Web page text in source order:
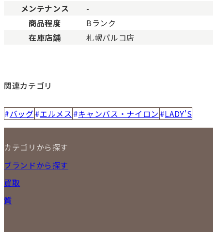
メンテナンス
-
商品程度
Bランク
在庫店舗
札幌パルコ店
関連カテゴリ
バッグ エルメス キャンバス・ナイロン LADY'S
カテゴリから探す
NEW ITEM
時計
小物
ブランドから探す
買取
宅配買取
質